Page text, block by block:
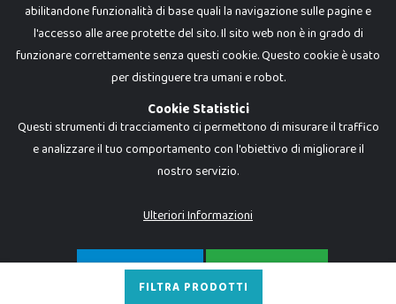
FILTRA PRODOTTI
Dadi e Mattoncini è un brand di Giocabene Srl. Ogni riproduzione o utilizzo non
I prezzi e le promozioni pubblicate potrebbero differire da quanto esposto in
P.IVA 02608090425 - REA AN201199 - C.S. 10.000 i.v.
abilitandone funzionalità di base quali la navigazione sulle pagine e
l'accesso alle aree protette del sito. Il sito web non è in grado di
funzionare correttamente senza questi cookie. Questo cookie è usato
per distinguere tra umani e robot.
Cookie Statistici
Questi strumenti di tracciamento ci permettono di misurare il traffico
e analizzare il tuo comportamento con l'obiettivo di migliorare il
nostro servizio.
Ulteriori Informazioni
SOLO NECESSARI ACCETTA TUTTO